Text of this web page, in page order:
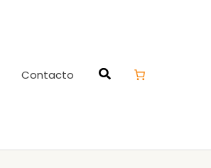
Contacto